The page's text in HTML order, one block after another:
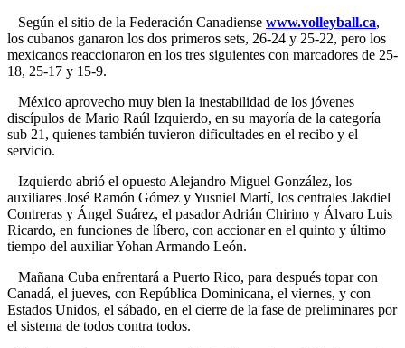
Según el sitio de la Federación Canadiense www.volleyball.ca,
los cubanos ganaron los dos primeros sets, 26-24 y 25-22, pero los
mexicanos reaccionaron en los tres siguientes con marcadores de 25-
18, 25-17 y 15-9.
México aprovecho muy bien la inestabilidad de los jóvenes
discípulos de Mario Raúl Izquierdo, en su mayoría de la categoría
sub 21, quienes también tuvieron dificultades en el recibo y el
servicio.
Izquierdo abrió el opuesto Alejandro Miguel González, los
auxiliares José Ramón Gómez y Yusniel Martí, los centrales Jakdiel
Contreras y Ángel Suárez, el pasador Adrián Chirino y Álvaro Luis
Ricardo, en funciones de líbero, con accionar en el quinto y último
tiempo del auxiliar Yohan Armando León.
Mañana Cuba enfrentará a Puerto Rico, para después topar con
Canadá, el jueves, con República Dominicana, el viernes, y con
Estados Unidos, el sábado, en el cierre de la fase de preliminares por
el sistema de todos contra todos.